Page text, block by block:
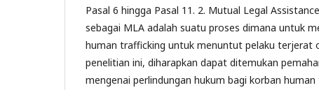
Pasal 6 hingga Pasal 11. 2. Mutual Legal
sebagai MLA adalah suatu proses dimana untuk
human trafficking untuk menuntut pelaku terjerat
penelitian ini, diharapkan dapat ditemukan
mengenai perlindungan hukum bagi korban